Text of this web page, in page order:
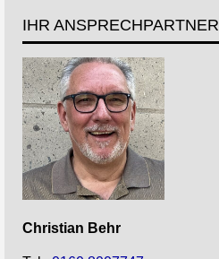
IHR ANSPRECHPARTNER
Christian Behr